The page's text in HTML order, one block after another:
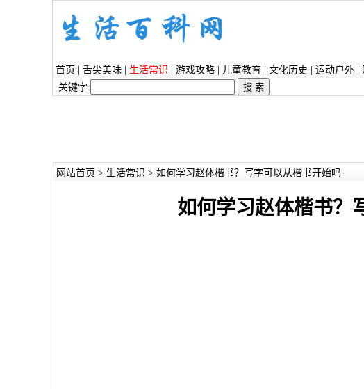
首页 舌尖美味| 生活常识 游戏攻略| 儿童教育| 文化历史 运动户外|
关键字:
网站首页 > 生活常识 > 如何学习赵体楷书？写字可以从楷书开始吗
如何学习赵体楷书？